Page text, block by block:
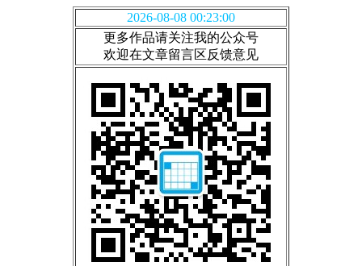
2026-08-08 00:23:00
更多作品请关注我的公众号
欢迎在文章留言区反馈意见